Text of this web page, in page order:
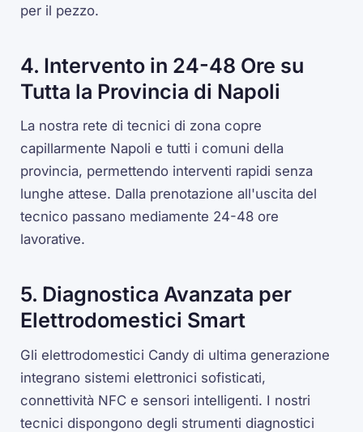
per il pezzo.
4. Intervento in 24-48 Ore su
Tutta la Provincia di Napoli
La nostra rete di tecnici di zona copre
capillarmente Napoli e tutti i comuni della
provincia, permettendo interventi rapidi senza
lunghe attese. Dalla prenotazione all'uscita del
tecnico passano mediamente 24-48 ore
lavorative.
5. Diagnostica Avanzata per
Elettrodomestici Smart
Gli elettrodomestici Candy di ultima generazione
integrano sistemi elettronici sofisticati,
connettività NFC e sensori intelligenti. I nostri
tecnici dispongono degli strumenti diagnostici